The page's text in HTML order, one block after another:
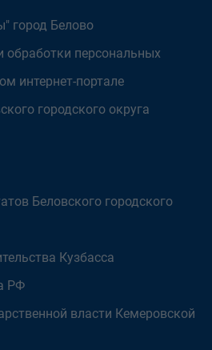
город Белово
обработки персональных
интернет-портале
городского округа
Беловского городского
Кузбасса
РФ
власти Кемеровской